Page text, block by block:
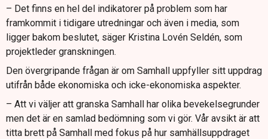
– Det finns en hel del indikatorer på problem som har
framkommit i tidigare utredningar och även i media, som
ligger bakom beslutet, säger Kristina Lovén Seldén, som
projektleder granskningen.
Den övergripande frågan är om Samhall uppfyller sitt uppdrag
utifrån både ekonomiska och icke-ekonomiska aspekter.
– Att vi väljer att granska Samhall har olika bevekelsegrunder
men det är en samlad bedömning som vi gör. Vår avsikt är att
titta brett på Samhall med fokus på hur samhällsuppdraget